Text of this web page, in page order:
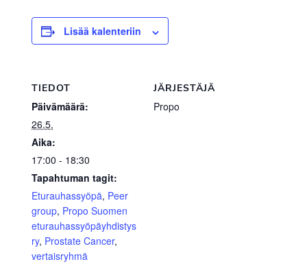
Lisää kalenteriin
TIEDOT
Päivämäärä:
26.5.
Aika:
17:00 - 18:30
Tapahtuman tagit:
Eturauhassyöpä, Peer
group, Propo Suomen
eturauhassyöpäyhdistys
ry, Prostate Cancer,
vertaisryhmä
JÄRJESTÄJÄ
Propo